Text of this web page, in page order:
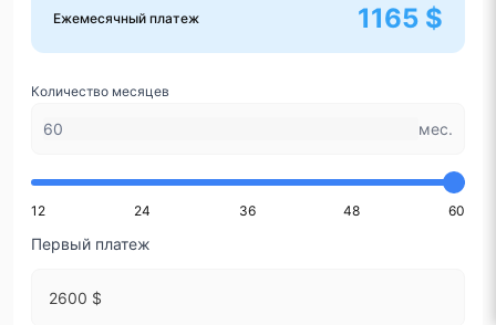
Ежемесячный платеж 1165 $
Количество месяцев
мес.
12 24 36 48 60
Первый платеж
2600 $